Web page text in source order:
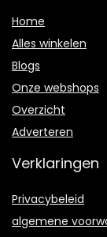
Home
Alles winkelen
Blogs
Onze webshops
Overzicht
Adverteren
Verklaringen
Privacybeleid
algemene